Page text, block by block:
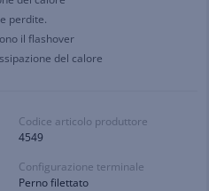
perdite.
il flashover
del calore
Codice articolo produttore
4549
Configurazione terminale
Perno filettato